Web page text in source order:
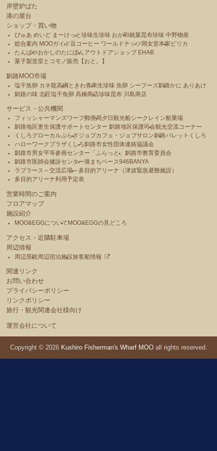
岸壁炉ばた
港の屋台
ショップ・買い物
ぴゅあ めいど まーけっと珍味生珍味 おが和銘菓昆布珍味 中野物産
総合案内 MOOガイド豆コーヒー ワールドナッツ 岡女堂本家 ピリカ
たんばやおかしのたにぽんアウトドアショップ EHAB
菓子製造室とコモノ販売【おと。】
釧路MOO市場
塩干魚卵 カネ龍高綱 ときわ青果生珍味 魚卵 シーフーズ釧路かに ありあけ
釧路の味 北匠塩干魚卵 高橋商店珍味昆布 川島商店
サービス・公共機関
フィッシャーマンズワーフ郵便局夕日観光船シークレイン船乗場
釧路地区更生保護サポートセンター 釧路地区保護司会観光交流コーナー
くしろグローカルぷらざジョブカフェ・ジョブサロン釧路パレットくしろ
ハローワークプラザくしろ釧路市女性団体連絡協議会
釧路市男女平等参画センター「ふらっと」釧路市教育委員会
釧路市医師会健診センター港まちベース946BANYA
ラプラース～交流広場～ 多目的アリーナ（津波緊急避難施設）
多目的アリーナ利用予定表
営業時間のご案内
フロアマップ
施設紹介
MOO&EGGについて MOO&EGGの見どころ
アクセス・近隣駐車場
周辺情報
周辺景観 周辺宿泊施設旅客船情報
関連リンク
お問い合わせ
プライバシーポリシー
リンクポリシー
旅行・観光関連会社様向け
運営会社について
Copyright © 2026 Kushiro Fisherman's Wharf MOOall rights reserved.